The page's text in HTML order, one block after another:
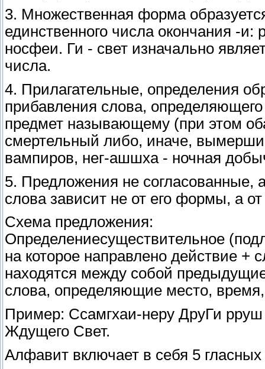
3. Множественная форма
единственного числа окончания -
носфеи. Ги - свет изначально
числа.
4. Прилагательные, определения
прибавления слова,
предмет называющему (при этом
смертельный либо, иначе,
вампиров, нег-ашшха - ночная
5. Предложения не согласованные,
слова зависит не от его формы, а
Схема предложения:
Определениесуществительное
на которое направлено действие +
находятся между собой
слова, определяющие место,
Пример: Ссамгхаи-неру ДруГи
Ждущего Свет.
Алфавит включает в себя 5 гласных